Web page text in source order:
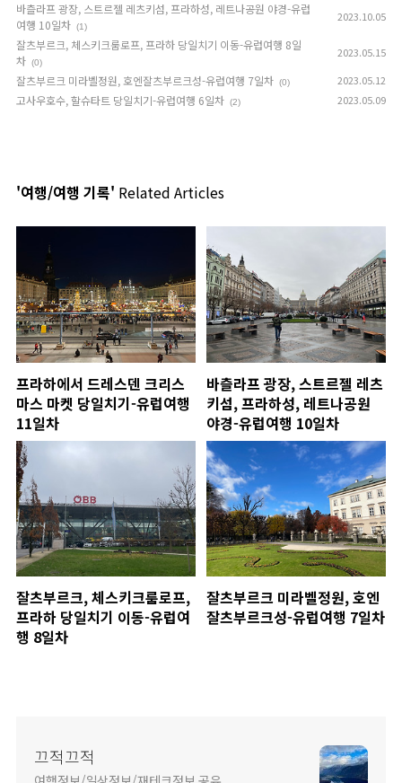
바츨라프 광장, 스트르젤 레츠키섬, 프라하성, 레트나공원 야경-유럽
여행 10일차 (1)
2023.10.05
잘츠부르크, 체스키크룸로프, 프라하 당일치기 이동-유럽여행 8일
차 (0)
2023.05.15
잘츠부르크 미라벨정원, 호엔잘츠부르크성-유럽여행 7일차 (0) 2023.05.12
고사우호수, 할슈타트 당일치기-유럽여행 6일차 (2) 2023.05.09
'여행/여행 기록' Related Articles
프라하에서 드레스덴 크리스
마스 마켓 당일치기-유럽여행
11일차
바츨라프 광장, 스트르젤 레츠
키섬, 프라하성, 레트나공원
야경-유럽여행 10일차
잘츠부르크, 체스키크룸로프,
프라하 당일치기 이동-유럽여
행 8일차
잘츠부르크 미라벨정원, 호엔
잘츠부르크성-유럽여행 7일차
끄적끄적